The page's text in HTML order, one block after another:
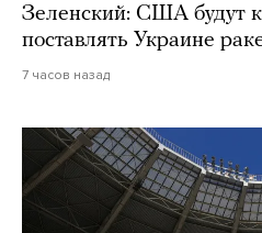
Зеленский: США будут
поставлять Украине
7 часов назад